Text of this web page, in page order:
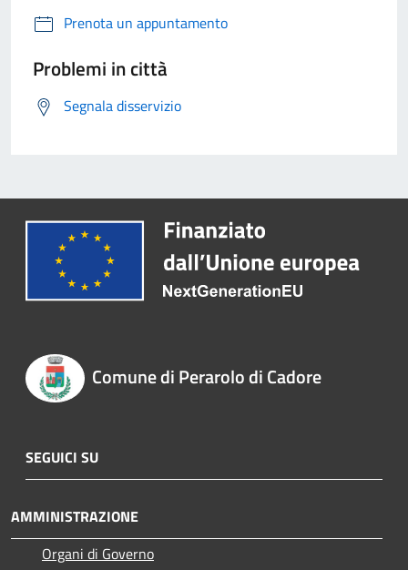
Prenota un appuntamento
Problemi in città
Segnala disservizio
Comune di Perarolo di Cadore
SEGUICI SU
AMMINISTRAZIONE
Organi di Governo